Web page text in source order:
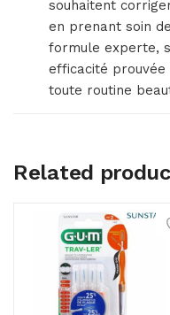
souhaitent
en prenant soin
formule experte,
efficacité prouvée
toute routine
Related